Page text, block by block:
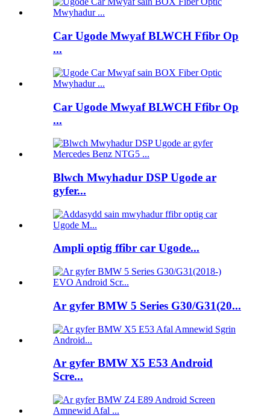
Car Ugode Mwyaf BLWCH Ffibr Op
...
Car Ugode Mwyaf BLWCH Ffibr Op
...
Blwch Mwyhadur DSP Ugode ar
gyfer...
Ampli optig ffibr car Ugode...
Ar gyfer BMW 5 Series G30/G31(20...
Ar gyfer BMW X5 E53 Android
Scre...